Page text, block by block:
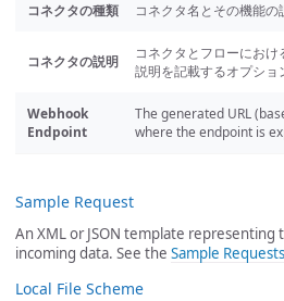
コネクタの種類 コネクタ名とその機能の
コネクタの説明
コネクタとフローにお
説明を記載するオプショ
Webhook
Endpoint
The generated URL
where the endpoint is
Sample Request
An XML or JSON template
incoming data. See the Sample Requests
Local File Scheme